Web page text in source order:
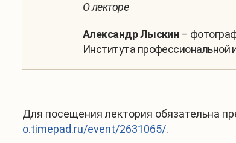
О лекторе
Александр Лыскин –
Института профессиональной
Для посещения лектория обязательна
o.timepad.ru/event/2631065/.